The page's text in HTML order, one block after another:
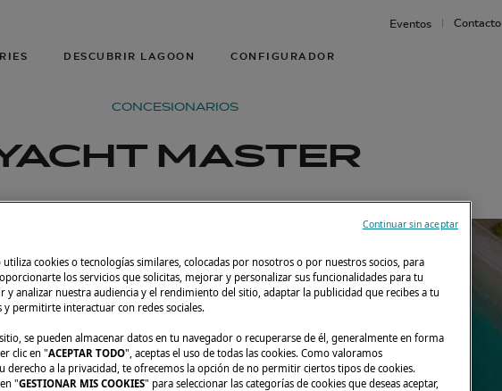
DESCUBRIR LAGOON CONFIGURADOR
Eventos Contacto
CONCESIONARIOS
MASTER
cookies o tecnologías similares, colocadas por nosotros o por nuestros socios, para
los servicios que solicitas, mejorar y personalizar sus funcionalidades para tu
y analizar nuestra audiencia y el rendimiento del sitio, adaptar la publicidad que recibes a tu
y permitirte interactuar con redes sociales.
se pueden almacenar datos en tu navegador o recuperarse de él, generalmente en forma
clic en "ACEPTAR TODO", aceptas el uso de todas las cookies. Como valoramos
derecho a la privacidad, te ofrecemos la opción de no permitir ciertos tipos de cookies.
"GESTIONAR MIS COOKIES" para seleccionar las categorías de cookies que deseas aceptar,
Continuar sin aceptar